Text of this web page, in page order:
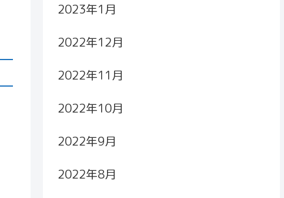
2023年1月
2022年12月
2022年11月
2022年10月
2022年9月
2022年8月